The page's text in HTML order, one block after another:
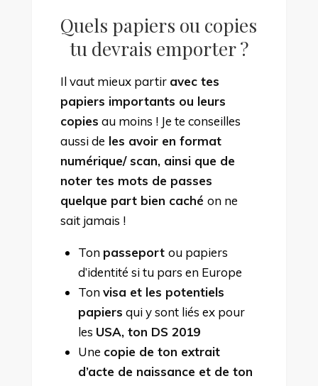
Quels papiers ou copies
tu devrais emporter ?
Il vaut mieux partir avec tes
papiers importants ou leurs
copies au moins ! Je te conseilles
aussi de les avoir en format
numérique/ scan, ainsi que de
noter tes mots de passes
quelque part bien caché on ne
sait jamais !
Ton passeportou papiers
d’identité si tu pars en Europe
Tonvisa et les potentiels
papiers qui y sont liés ex pour
les USA, ton DS 2019
Une copie de ton extrait
d’acte de naissance et de ton